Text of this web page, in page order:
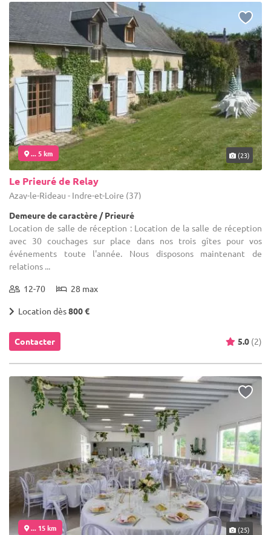
... 5 km (23)
Le Prieuré de Relay
Azay-le-Rideau - Indre-et-Loire (37)
Demeure de caractère / Prieuré
Location de salle de réception : Location de la salle de réception
avec 30 couchages sur place dans nos trois gîtes pour vos
événements toute l'année. Nous disposons maintenant de
relations ...
12-70 28 max
Location dès800 €
Contacter 5.0 (2)
... 15 km (25)